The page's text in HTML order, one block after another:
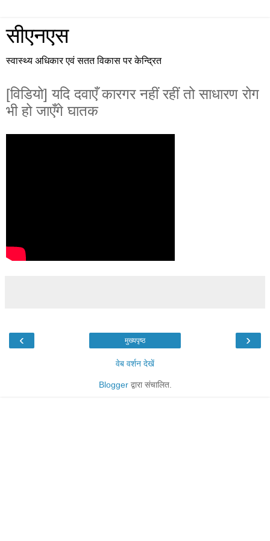
सीएनएस
स्वास्थ्य अधिकार एवं सतत विकास पर केन्द्रित
[विडियो] यदि दवाएँ कारगर नहीं रहीं तो साधारण रोग
भी हो जाएँगे घातक
‹ ›
मुख्यपृष्ठ
वेब वर्शन देखें
Bloggerद्वारा संचालित.